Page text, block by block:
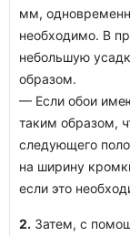
мм,
необходимо. В
небольшую
образом.
— Если обои
таким образом,
следующего
на ширину
если это
2. Затем, с